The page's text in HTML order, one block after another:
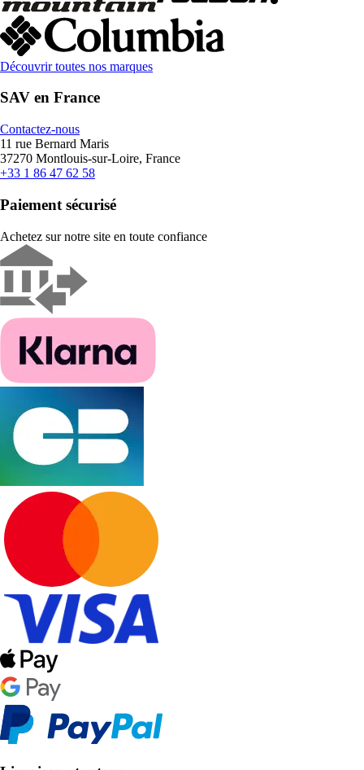
Découvrir toutes nos marques
SAV en France
Contactez-nous
11 rue Bernard Maris
37270 Montlouis-sur-Loire, France
+33 1 86 47 62 58
Paiement sécurisé
Achetez sur notre site en toute confiance